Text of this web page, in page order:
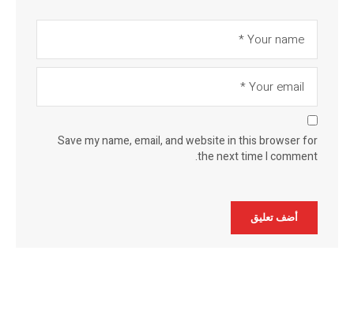
Save my name, email, and website in this browser for
the next time I comment.